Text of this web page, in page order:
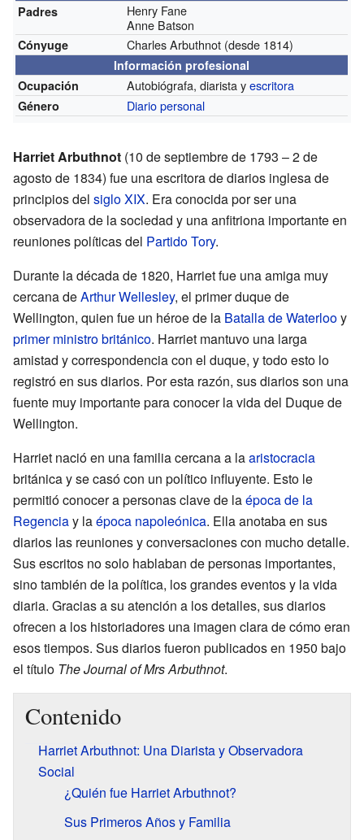
Padres
Henry Fane
Anne Batson
Cónyuge Charles Arbuthnot (desde 1814)
Información profesional
Ocupación
Autobiógrafa, diarista yescritora
Género Diario personal
Harriet Arbuthnot (10 de septiembre de 1793 – 2 de
agosto de 1834) fue una escritora de diarios inglesa de
principios del siglo XIX. Era conocida por ser una
observadora de la sociedad y una anfitriona importante en
reuniones políticas del Partido Tory.
Durante la década de 1820, Harriet fue una amiga muy
cercana deArthur Wellesley, el primer duque de
Wellington, quien fue un héroe de la Batalla de Waterlooy
primer ministro británico. Harriet mantuvo una larga
amistad y correspondencia con el duque, y todo esto lo
registró en sus diarios. Por esta razón, sus diarios son una
fuente muy importante para conocer la vida del Duque de
Wellington.
Harriet nació en una familia cercana a laaristocracia
británica y se casó con un político influyente. Esto le
permitió conocer a personas clave de laépoca de la
Regenciay laépoca napoleónica. Ella anotaba en sus
diarios las reuniones y conversaciones con mucho detalle.
Sus escritos no solo hablaban de personas importantes,
sino también de la política, los grandes eventos y la vida
diaria. Gracias a su atención a los detalles, sus diarios
ofrecen a los historiadores una imagen clara de cómo eran
esos tiempos. Sus diarios fueron publicados en 1950 bajo
el título The Journal of Mrs Arbuthnot.
Contenido
Harriet Arbuthnot: Una Diarista y Observadora
Social
¿Quién fue Harriet Arbuthnot?
Sus Primeros Años y Familia